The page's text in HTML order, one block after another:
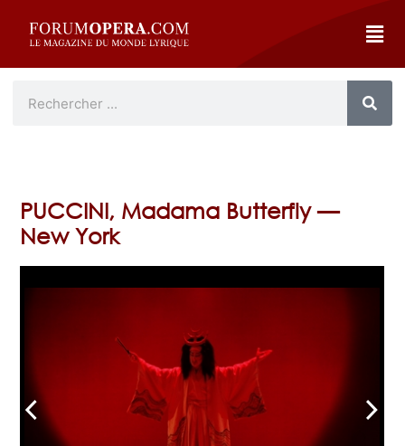
PUCCINI, Madama Butterfly —
New York
arrow_back_ios arrow_forward_ios